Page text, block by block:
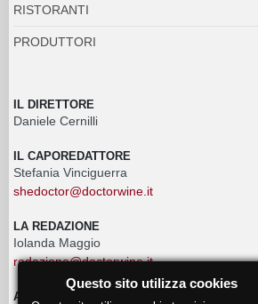
RISTORANTI
PRODUTTORI
IL DIRETTORE
Daniele Cernilli
IL CAPOREDATTORE
Stefania Vinciguerra
shedoctor@doctorwine.it
LA REDAZIONE
Iolanda Maggio
redazione@doctorwine.it
ADVERTISING
Questo sito utilizza cookies